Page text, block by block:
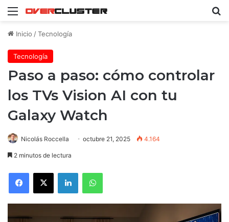
Menú
Inicio /Tecnología
Tecnología
Paso a paso: cómo controlar
los TVs Vision AI con tu
Galaxy Watch
Nicolás Roccella octubre 21, 2025 4.164
2 minutos de lectura
Facebook
X LinkedInWhatsApp